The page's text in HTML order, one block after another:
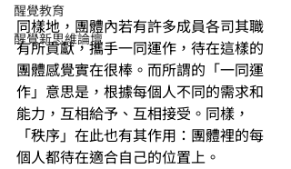
醒覺教育
醒覺新思維論壇
同樣地，團體內若有許多成員各司其職
有所貢獻，攜手一同運作，待在這樣的
團體感覺實在很棒。而所謂的「一同運
作」意思是，根據每個人不同的需求和
能力，互相給予、互相接受。同樣，
「秩序」在此也有其作用：團體裡的每
個人都待在適合自己的位置上。